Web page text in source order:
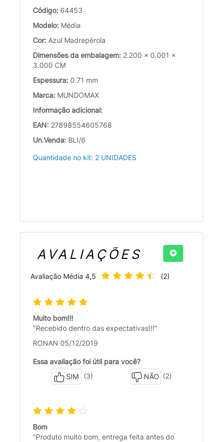
Código: 64453
Modelo: Média
Cor: Azul Madrepérola
Dimensões da embalagem: 2.200 x 0.001 x
3.000 CM
Espessura: 0.71 mm
Marca: MUNDOMAX
Informação adicional:
EAN: 27898554605768
Un.Venda: BLI/6
Quantidade no kit: 2 UNIDADES
AVALIAÇÕES
Avaliação Média 4,5 (2)
Muito bom!!!
"Recebido dentro das expectativas!!!"
RONAN 05/12/2019
Essa avaliação foi útil para você?
SIM
(3) NÃO (2)
Bom
"Produto muito bom, entrega feita antes do